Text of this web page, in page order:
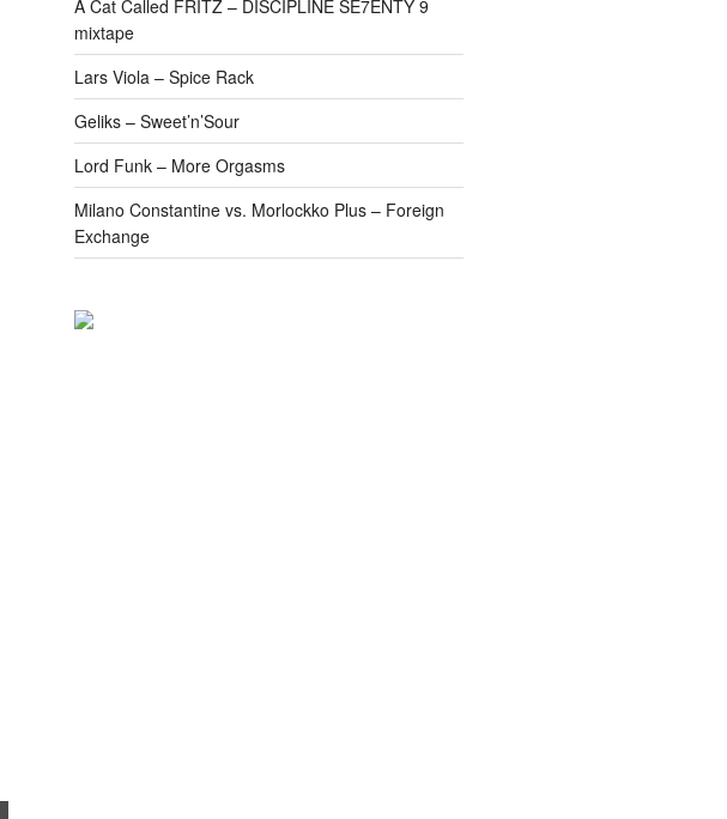
A Cat Called FRITZ – DISCIPLINE SE7ENTY 9
mixtape
Lars Viola – Spice Rack
Geliks – Sweet’n’Sour
Lord Funk – More Orgasms
Milano Constantine vs. Morlockko Plus – Foreign
Exchange